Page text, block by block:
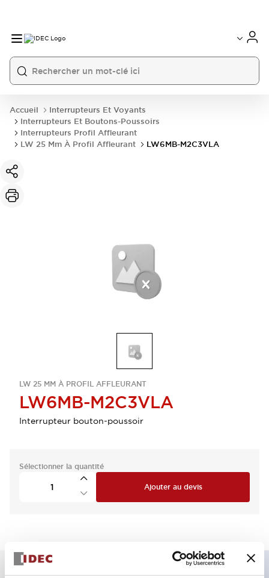
Accueil
Interrupteurs Et Voyants
Interrupteurs Et Boutons-Poussoirs
Interrupteurs Profil Affleurant
LW 25 Mm À Profil Affleurant
LW6MB-M2C3VLA
LW 25 MM À PROFIL AFFLEURANT
LW6MB-M2C3VLA
Interrupteur bouton-poussoir
Sélectionner la quantité
Ajouter au devis